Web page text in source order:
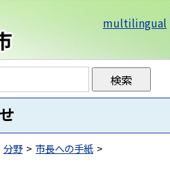
multilingual
分野
市長への手紙